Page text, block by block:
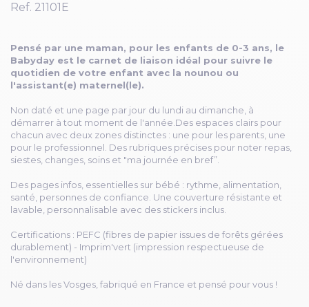
Ref. 21101E
Pensé par une maman, pour les enfants de 0-3 ans, le
Babyday est le carnet de liaison idéal pour suivre le
quotidien de votre enfant avec la nounou ou
l'assistant(e) maternel(le).
Non daté et une page par jour du lundi au dimanche, à
démarrer à tout moment de l'année.Des espaces clairs pour
chacun avec deux zones distinctes : une pour les parents, une
pour le professionnel. Des rubriques précises pour noter repas,
siestes, changes, soins et "ma journée en bref”.
Des pages infos, essentielles sur bébé : rythme, alimentation,
santé, personnes de confiance. Une couverture résistante et
lavable, personnalisable avec des stickers inclus.
Certifications : PEFC (fibres de papier issues de forêts gérées
durablement) - Imprim'vert (impression respectueuse de
l'environnement)
Né dans les Vosges, fabriqué en France et pensé pour vous !